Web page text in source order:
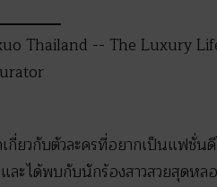
ยวกับตัวละครที่อยากเป็นแฟชั่น
ะได้พบกับนักร้องสาวสวยสุดห